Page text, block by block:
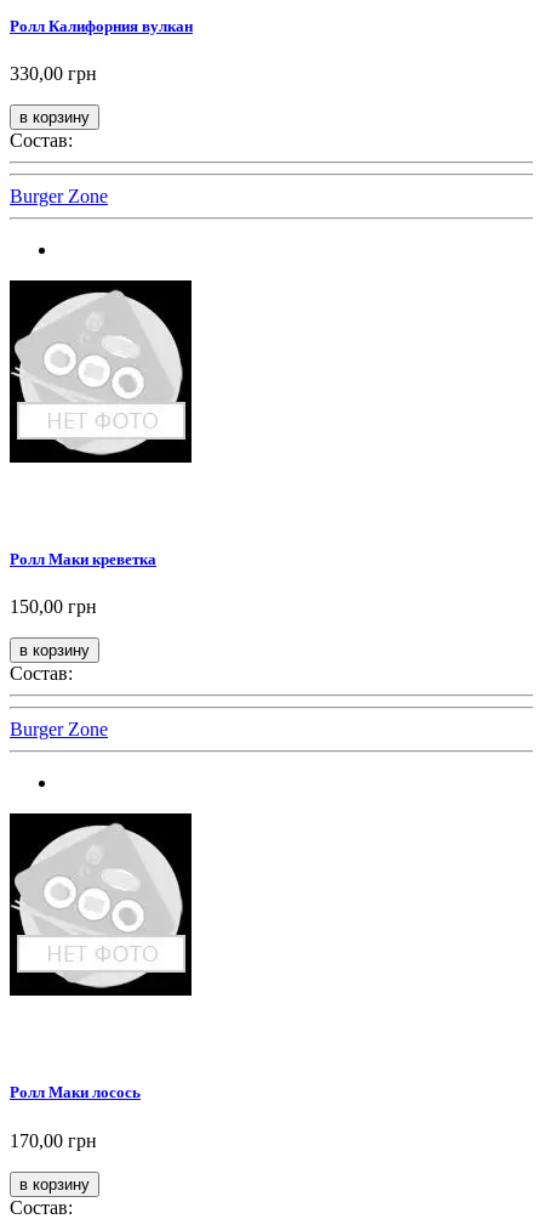
Ролл Калифорния вулкан
330,00 грн
Состав:
Burger Zone
Ролл Маки креветка
150,00 грн
Состав:
Burger Zone
Ролл Маки лосось
170,00 грн
Состав: